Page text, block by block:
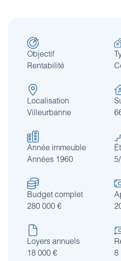
Calculez votre budget travaux
Le tableau d’amortissement
Découvrir votre profil
Guide des projets urbains
Objectif
Rentabilité
Localisation
Villeurbanne
Année immeuble
Années 1960
Budget complet
280 000 €
Loyers annuels
18 000 €
8